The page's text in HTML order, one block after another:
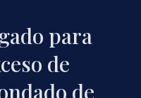
para
de
de